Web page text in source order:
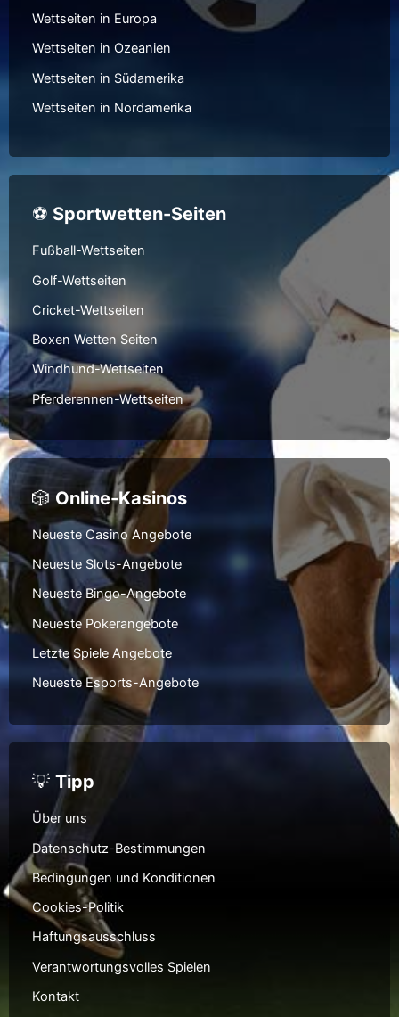
Wettseiten in Europa
Wettseiten in Ozeanien
Wettseiten in Südamerika
Wettseiten in Nordamerika
⚽ Sportwetten-Seiten
Fußball-Wettseiten
Golf-Wettseiten
Cricket-Wettseiten
Boxen Wetten Seiten
Windhund-Wettseiten
Pferderennen-Wettseiten
🎲Online-Kasinos
Neueste Casino Angebote
Neueste Slots-Angebote
Neueste Bingo-Angebote
Neueste Pokerangebote
Letzte Spiele Angebote
Neueste Esports-Angebote
💡Tipp
Über uns
Datenschutz-Bestimmungen
Bedingungen und Konditionen
Cookies-Politik
Haftungsausschluss
Verantwortungsvolles Spielen
Kontakt